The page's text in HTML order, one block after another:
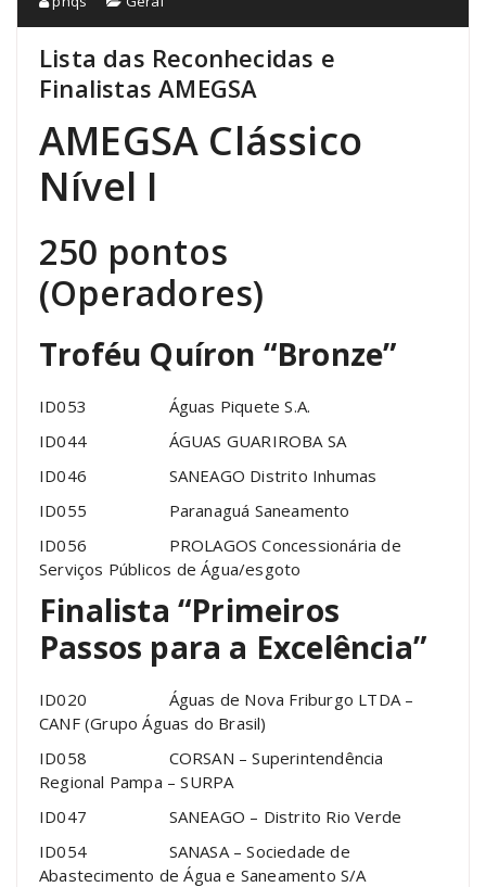
Lista das Reconhecidas e
Finalistas AMEGSA
AMEGSA Clássico
Nível I
250 pontos
(Operadores)
Troféu Quíron “Bronze”
ID053 Águas Piquete S.A.
ID044 ÁGUAS GUARIROBA SA
ID046 SANEAGO Distrito Inhumas
ID055 Paranaguá Saneamento
ID056 PROLAGOS Concessionária de
Serviços Públicos de Água/esgoto
Finalista “Primeiros
Passos para a Excelência”
ID020 Águas de Nova Friburgo LTDA –
CANF (Grupo Águas do Brasil)
ID058 CORSAN – Superintendência
Regional Pampa – SURPA
ID047 SANEAGO – Distrito Rio Verde
ID054 SANASA – Sociedade de
Abastecimento de Água e Saneamento S/A